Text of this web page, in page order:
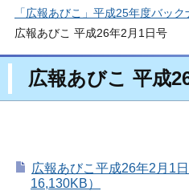
「広報あびこ」平成25年度バック
広報あびこ 平成26年2月1日号
広報あびこ 平成
広報あびこ平成26年2月1
16,130KB）